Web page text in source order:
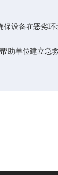
设备在恶劣环
助单位建立急